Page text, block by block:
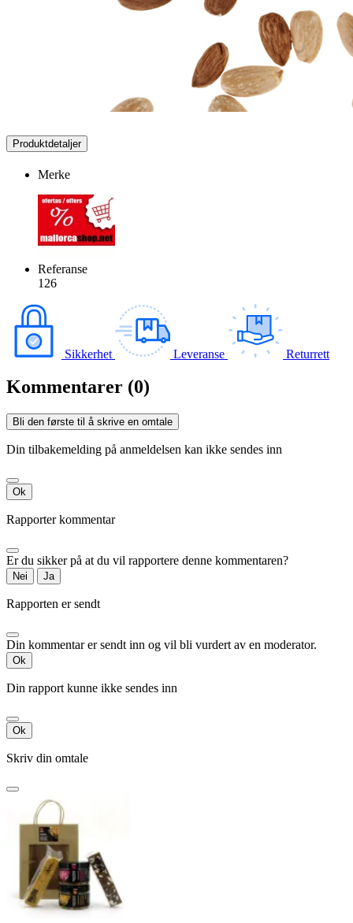
Produktdetaljer
Merke
Referanse
126
Sikkerhet Leveranse Returrett
Kommentarer (0)
Bli den første til å skrive en omtale
Din tilbakemelding på anmeldelsen kan ikke sendes inn
Ok
Rapporter kommentar
Er du sikker på at du vil rapportere denne kommentaren?
Nei Ja
Rapporten er sendt
Din kommentar er sendt inn og vil bli vurdert av en moderator.
Ok
Din rapport kunne ikke sendes inn
Ok
Skriv din omtale